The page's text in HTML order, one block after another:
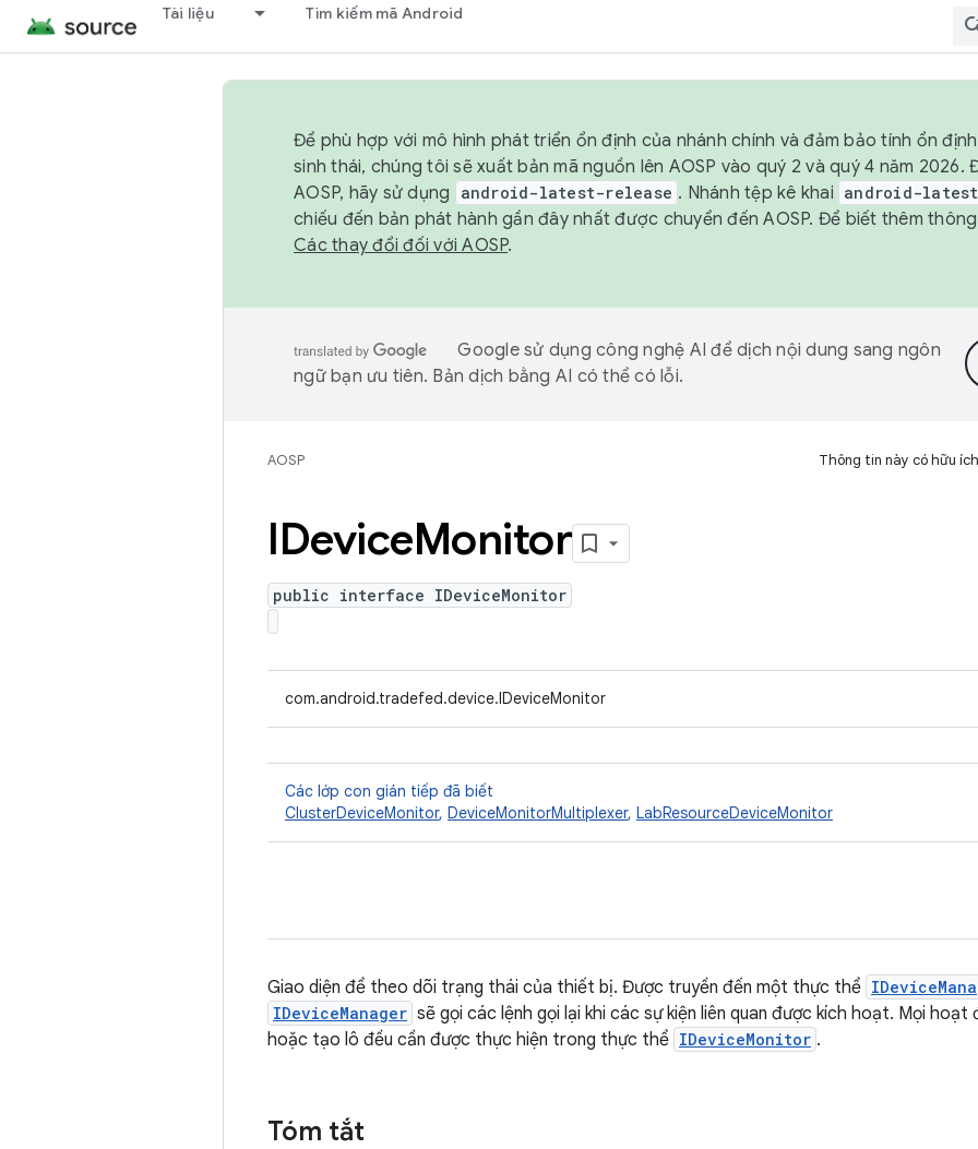
Tài liệu Tìm kiếm mã Android
Để phù hợp với mô hình phát triển ổn định của nhánh chính và đảm bảo tính ổn
sinh thái, chúng tôi sẽ xuất bản mã nguồn lên AOSP vào quý 2 và quý 4 năm
AOSP, hãy sử dụng
android-latest-release . Nhánh tệp kê khai android-
chiếu đến bản phát hành gần đây nhất được chuyển đến AOSP. Để biết thêm
Các thay đổi đối với AOSP.
Google sử dụng công nghệ AI để dịch nội dung sang ngôn
ngữ bạn ưu tiên. Bản dịch bằng AI có thể có lỗi.
AOSP Thông tin này có hữu
IDeviceMonitor
public interface IDeviceMonitor
com.android.tradefed.device.IDeviceMonitor
Các lớp con gián tiếp đã biết
ClusterDeviceMonitor, DeviceMonitorMultiplexer, LabResourceDeviceMonitor
Giao diện để theo dõi trạng thái của thiết bị. Được truyền đến một thực thể
IDeviceManager sẽ gọi các lệnh gọi lại khi các sự kiện liên quan được kích hoạt. Mọi hoạt
hoặc tạo lô đều cần được thực hiện trong thực thể IDeviceMonitor .
Tóm tắt